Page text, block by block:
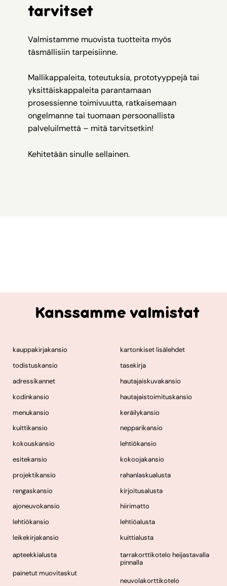
tarvitset
Valmistamme muovista tuotteita myös
täsmällisiin tarpeisiinne.
Mallikappaleita, toteutuksia, prototyyppejä tai
yksittäiskappaleita parantamaan
prosessienne toimivuutta, ratkaisemaan
ongelmanne tai tuomaan persoonallista
palveluilmettä – mitä tarvitsetkin!
Kehitetään sinulle sellainen.
Kanssamme valmistat
kauppakirjakansio
todistuskansio
adressikannet
kodinkansio
menukansio
kuittikansio
kokouskansio
esitekansio
projektikansio
rengaskansio
ajoneuvokansio
lehtiökansio
leikekirjakansio
kartonkiset lisälehdet
tasekirja
hautajaiskuvakansio
hautajaistoimituskansio
keräilykansio
nepparikansio
lehtiökansio
kokoojakansio
rahanlaskualusta
kirjoitusalusta
hiirimatto
lehtiöalusta
kuittialusta
apteekkialusta
painetut muovitaskut
tarrakorttikotelo heijastavalla
pinnalla
neuvolakorttikotelo